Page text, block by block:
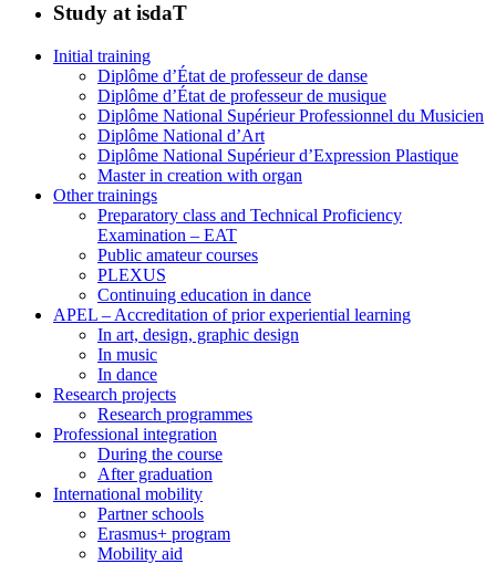
Study at isdaT
Initial training
Diplôme d’État de professeur de danse
Diplôme d’État de professeur de musique
Diplôme National Supérieur Professionnel du Musicien
Diplôme National d’Art
Diplôme National Supérieur d’Expression Plastique
Master in creation with organ
Other trainings
Preparatory class and Technical Proficiency
Examination – EAT
Public amateur courses
PLEXUS
Continuing education in dance
APEL – Accreditation of prior experiential learning
In art, design, graphic design
In music
In dance
Research projects
Research programmes
Professional integration
During the course
After graduation
International mobility
Partner schools
Erasmus+ program
Mobility aid